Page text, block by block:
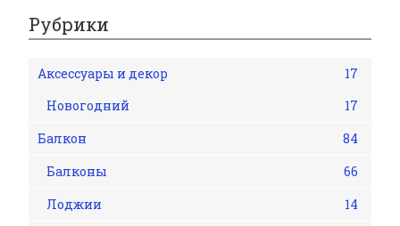
Рубрики
Аксессуары и декор
17
Новогодний
17
Балкон
84
Балконы
66
Лоджии
14